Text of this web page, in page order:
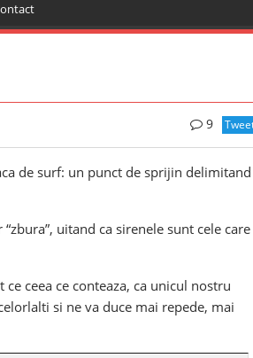
9
de surf: un punct de sprijin delimitand
uitand ca sirenele sunt cele care
ceea ce conteaza, ca unicul nostru
si ne va duce mai repede, mai